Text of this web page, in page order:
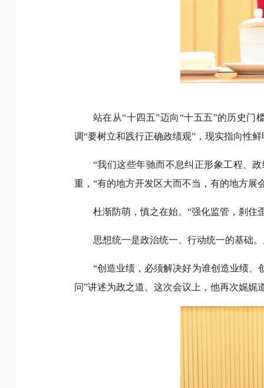
站在从“十四五”迈向“十五五”的历史
调“要树立和践行正确政绩观”，现实指向性鲜
“我们这些年驰而不息纠正形象工程、
重，“有的地方开发区大而不当，有的地方
杜渐防萌，慎之在始。“强化监管，刹住
思想统一是政治统一、行动统一的基础
“创造业绩，必须解决好为谁创造业绩、
问”讲述为政之道。这次会议上，他再次娓娓